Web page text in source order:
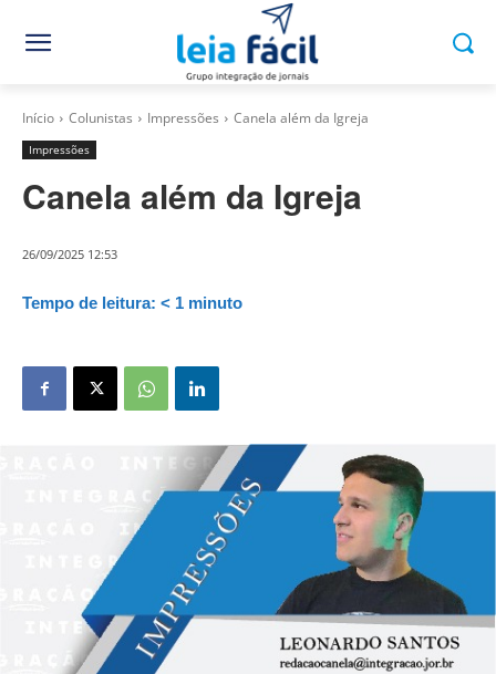
Início Colunistas Impressões Canela além da Igreja
Impressões
Canela além da Igreja
26/09/2025 12:53
Tempo de leitura: < 1 minuto